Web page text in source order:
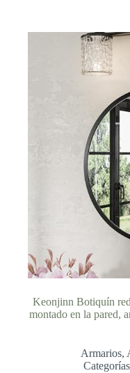
Keonjinn Botiquín
montado en la pared,
Armarios,
Categorías